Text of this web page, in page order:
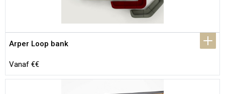
Arper Loop bank
Vanaf €€